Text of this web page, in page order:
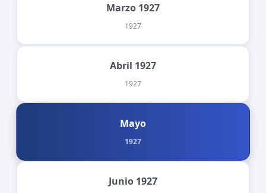
Marzo 1927
1927
Abril 1927
1927
Mayo
1927
Junio 1927